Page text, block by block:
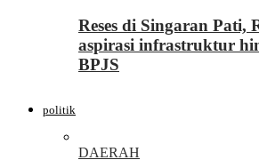
Reses di Singaran Pati,
aspirasi infrastruktur
BPJS
politik
DAERAH